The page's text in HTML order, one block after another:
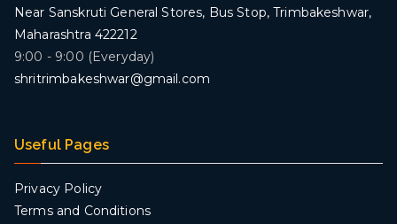
Near Sanskruti General Stores, Bus Stop, Trimbakeshwar,
Maharashtra 422212
9:00 - 9:00 (Everyday)
shritrimbakeshwar@gmail.com
Useful Pages
Privacy Policy
Terms and Conditions